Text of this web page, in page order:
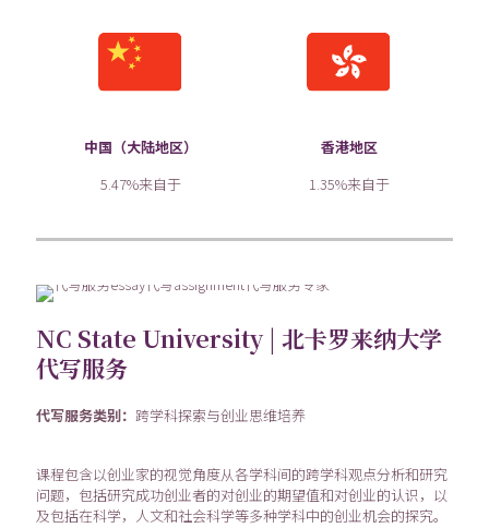
中国（大陆地区）
5.47%来自于
香港地区
1.35%来自于
NC State University | 北卡罗来纳大学
代写服务
代写服务类别： 跨学科探索与创业思维培养
课程包含以创业家的视觉角度从各学科间的跨学科观点分析和研究
问题，包括研究成功创业者的对创业的期望值和对创业的认识，以
及包括在科学，人文和社会科学等多种学科中的创业机会的探究。